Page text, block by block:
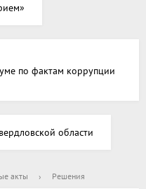
по фактам коррупции
области
акты › Решения